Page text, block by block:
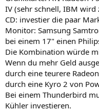
IV (sehr schnell, IBM wird
CD: investier die paar
Monitor: Samsung
bei einem 17" einen
Die Kombination würde
Wenn du mehr Geld
durch eine teurere
durch eine Kyro 2 von
Bei einem Thunderbird
Kühler investieren.